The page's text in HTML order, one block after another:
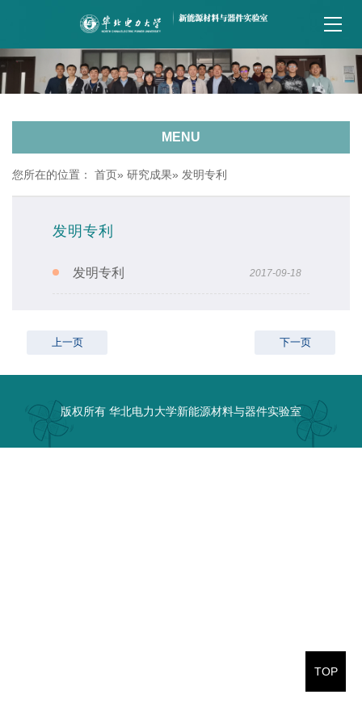
MENU
您所在的位置： 首页» 研究成果» 发明专利
发明专利
2017-09-18
发明专利
上一页 下一页
TOP
版权所有 华北电力大学新能源材料与器件实验室